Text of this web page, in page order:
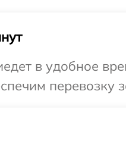
в удобное
перевозку